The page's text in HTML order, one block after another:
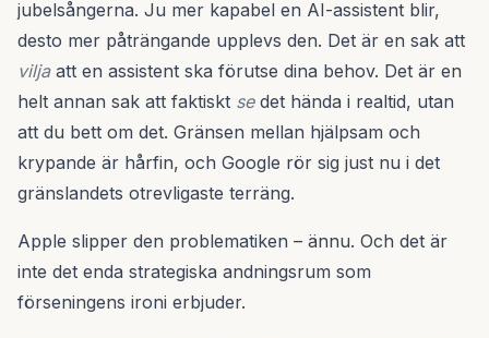
jubelsångerna. Ju mer kapabel en AI-assistent blir,
desto mer påträngande upplevs den. Det är en sak att
viljaatt en assistent ska förutse dina behov. Det är en
helt annan sak att faktiskt sedet hända i realtid, utan
att du bett om det. Gränsen mellan hjälpsam och
krypande är hårfin, och Google rör sig just nu i det
gränslandets otrevligaste terräng.
Apple slipper den problematiken – ännu. Och det är
inte det enda strategiska andningsrum som
förseningens ironi erbjuder.